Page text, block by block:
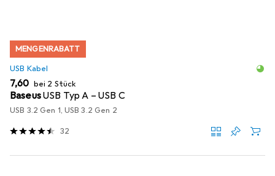
MENGENRABATT
USB Kabel
EUR
7,60 bei 2 Stück
BaseusUSB Typ A – USB C
USB 3.2 Gen 1, USB 3.2 Gen 2
32